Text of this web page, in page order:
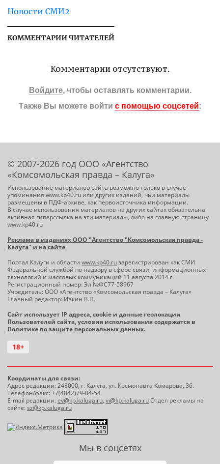
Новости СМИ2
КОММЕНТАРИИ ЧИТАТЕЛЕЙ
Комментарии отсутствуют.
Войдите, чтобы оставлять комментарии.
Также Вы можете войти с помощью соцсетей:
© 2007-2026 год ООО «Агентство
«Комсомольская правда – Калуга»
Использование материалов сайта возможно только в случае
упоминания www.kp40.ru или других изданий, чьи материалы
размещены в ПДФ-архиве, как первоисточника информации.
В случае использования материалов на других сайтах обязательна
активная гиперссылка на эти материалы, либо на главную страницу
www.kp40.ru
Реклама в изданиях ООО "Агентство "Комсомольская правда -
Калуга" и на сайте
Портал Калуги и области www.kp40.ruзарегистрирован как СМИ
Федеральной службой по надзору в сфере связи, информационных
технологий и массовых коммуникаций 11 августа 2014 г.
Регистрационный номер: Эл №ФС77-58967
Учредитель: ООО «Агентство «Комсомольская правда – Калуга»
Главный редактор: Ивкин В.П.
Сайт использует IP адреса, cookie и данные геолокации
Пользователей сайта, условия использования содержатся в
Политике по защите персональных данных.
18+
Координаты для связи:
Адрес редакции: 248000, г. Калуга, ул. Космонавта Комарова, 36.
Телефон/факс: +7(4842)79-04-54
E-mail редакции:ev@kp.kaluga.ru, vi@kp.kaluga.ruОтдел рекламы на
сайте:sz@kp.kaluga.ru
Мы в соцсетях